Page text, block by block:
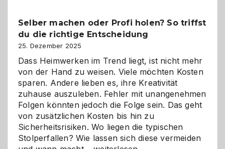
Herausforderungen
und
Zukunft
Selber machen oder Profi holen? So triffst
du die richtige Entscheidung
25. Dezember 2025
Dass Heimwerken im Trend liegt, ist nicht mehr
von der Hand zu weisen. Viele möchten Kosten
sparen. Andere lieben es, ihre Kreativität
zuhause auszuleben. Fehler mit unangenehmen
Folgen könnten jedoch die Folge sein. Das geht
von zusätzlichen Kosten bis hin zu
Sicherheitsrisiken. Wo liegen die typischen
Stolperfallen? Wie lassen sich diese vermeiden